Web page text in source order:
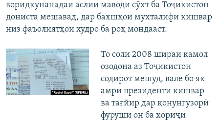
воридкунанадаи аслии маводи сӯхт ба Тоҷикистон
дониста мешавад, дар бахшҳои мухталифи кишвар
низ фаъолиятҳои худро ба роҳ мондааст.
То соли 2008 шираи камол
озодона аз Тоҷикистон
содирот мешуд, вале бо як
амри президенти кишвар
ва тағйир дар қонунгузорӣ
фурӯши он ба хориҷи